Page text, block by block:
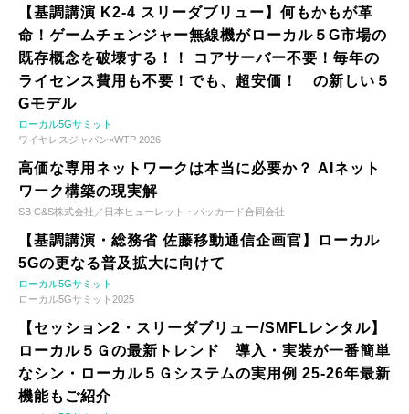
【基調講演 K2-4 スリーダブリュー】何もかもが革
命！ゲームチェンジャー無線機がローカル５G市場の
既存概念を破壊する！！ コアサーバー不要！毎年の
ライセンス費用も不要！でも、超安価！ の新しい５
Gモデル
ローカル5Gサミット
ワイヤレスジャパン×WTP 2026
高価な専用ネットワークは本当に必要か？ AIネット
ワーク構築の現実解
SB C&S株式会社／日本ヒューレット・パッカード合同会社
【基調講演・総務省 佐藤移動通信企画官】ローカル
5Gの更なる普及拡大に向けて
ローカル5Gサミット
ローカル5Gサミット2025
【セッション2・スリーダブリュー/SMFLレンタル】
ローカル５Ｇの最新トレンド 導入・実装が一番簡単
なシン・ローカル５Ｇシステムの実用例 25-26年最新
機能もご紹介